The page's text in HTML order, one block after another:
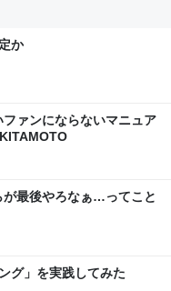
か
ァンにならないマニュア
が最後やろなぁ…ってこと
グ」を実践してみた